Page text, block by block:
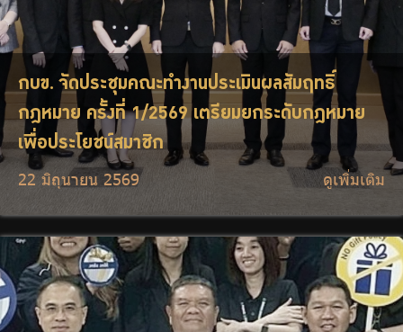
กบข. จัดประชุมคณะทำงานประเมินผลสัมฤทธิ์
กฎหมาย ครั้งที่ 1/2569 เตรียมยกระดับกฎหมาย
เพื่อประโยชน์สมาชิก
22 มิถุนายน 2569 ดูเพิ่มเติม